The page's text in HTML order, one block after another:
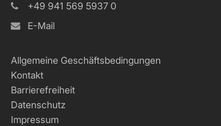
+49 941 569 5937 0
E-Mail
Allgemeine Geschäftsbedingungen
Kontakt
Barrierefreiheit
Datenschutz
Impressum